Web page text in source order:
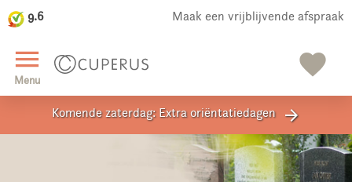
9.6 Maak een vrijblijvende afspraak
menu
Menu favorite
close
Komende zaterdag: Extra oriëntatiedagen arrow_forward